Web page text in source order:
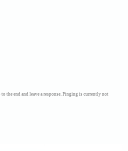
the end and leave a response. Pinging is currently not